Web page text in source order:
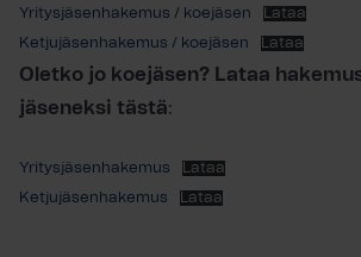
Yritysjäsenhakemus / koejäsen
Lataa
Ketjujäsenhakemus / koejäsen
Lataa
Oletko jo koejäsen? Lataa
jäseneksi tästä:
Yritysjäsenhakemus
Lataa
Ketjujäsenhakemus
Lataa